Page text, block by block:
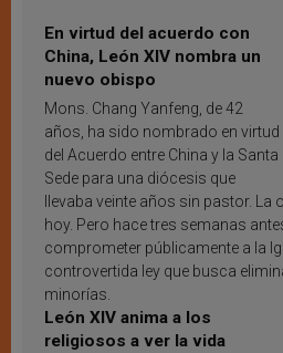
En virtud del acuerdo con
China, León XIV nombra un
nuevo obispo
Mons. Chang Yanfeng, de 42
años, ha sido nombrado en virtud
del Acuerdo entre China y la Santa
Sede para una diócesis que
llevaba veinte años sin pastor.
hoy. Pero hace tres semanas
comprometer públicamente a la
controvertida ley que busca
minorías.
León XIV anima a los
religiosos a ver la vida